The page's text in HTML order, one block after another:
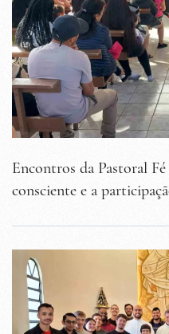
Encontros da Pastoral
consciente e a